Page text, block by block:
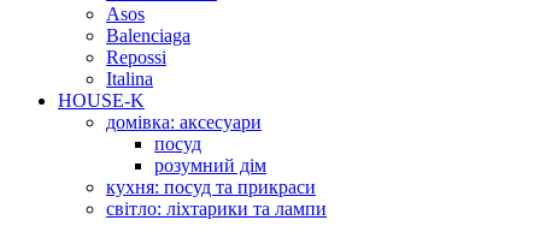
Asos
Balenciaga
Repossi
Italina
HOUSE-K
домівка: аксесуари
посуд
розумний дім
кухня: посуд та прикраси
світло: ліхтарики та лампи